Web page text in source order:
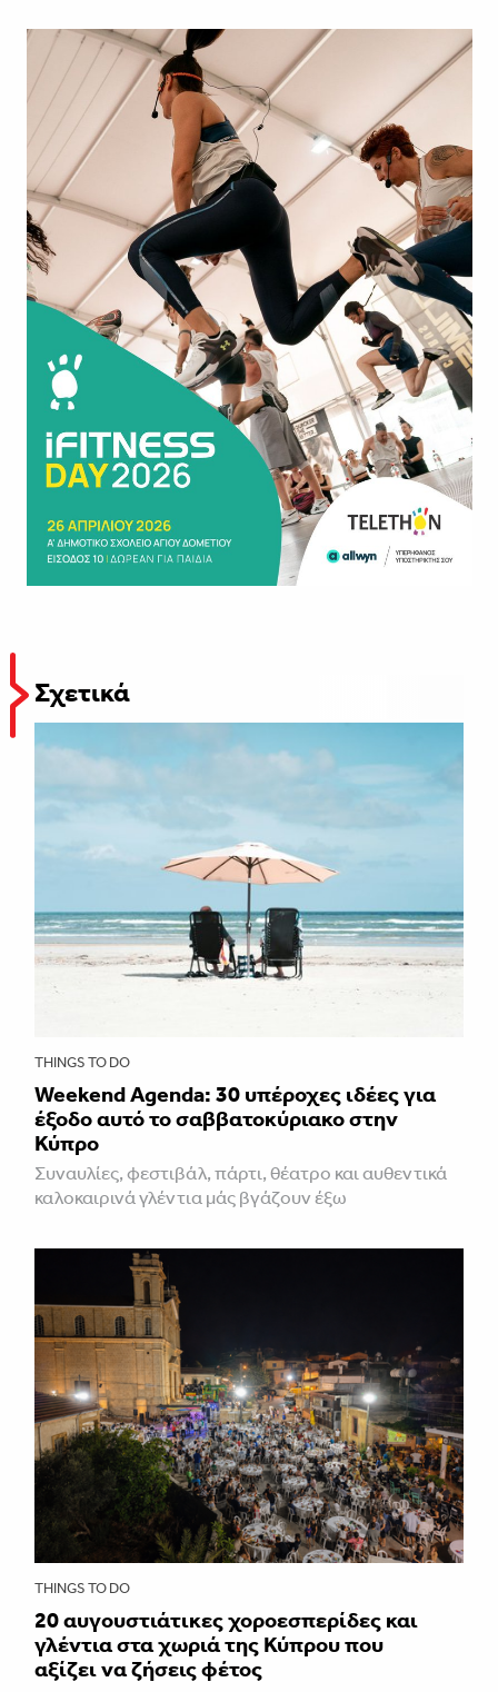
Σχετικά
THINGS TO DO
Weekend Agenda: 30 υπέροχες ιδέες για
έξοδο αυτό το σαββατοκύριακο στην
Κύπρο
Συναυλίες, φεστιβάλ, πάρτι, θέατρο και αυθεντικά
καλοκαιρινά γλέντια μάς βγάζουν έξω
THINGS TO DO
20 αυγουστιάτικες χοροεσπερίδες και
γλέντια στα χωριά της Κύπρου που
αξίζει να ζήσεις φέτος